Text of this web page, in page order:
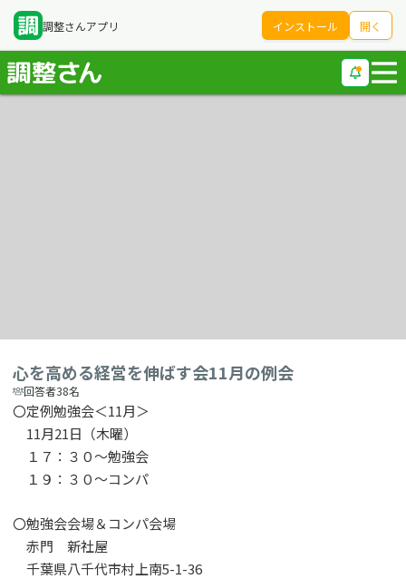
調整さんアプリ インストール 開く
心を高める経営を伸ばす会11月の例会
回答者38名
〇定例勉強会＜11月＞
11月21日（木曜）
１７：３０〜勉強会
１９：３０〜コンパ
〇勉強会会場＆コンパ会場
赤門 新社屋
千葉県八千代市村上南5-1-36